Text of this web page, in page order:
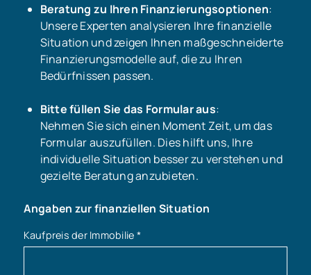
Beratung zu Ihren Finanzierungsoptionen:
Unsere Experten analysieren Ihre finanzielle
Situation und zeigen Ihnen maßgeschneiderte
Finanzierungsmodelle auf, die zu Ihren
Bedürfnissen passen.
Bitte füllen Sie das Formular aus:
Nehmen Sie sich einen Moment Zeit, um das
Formular auszufüllen. Dies hilft uns, Ihre
individuelle Situation besser zu verstehen und
gezielte Beratung anzubieten.
Angaben zur finanziellen Situation
Kaufpreis der Immobilie *